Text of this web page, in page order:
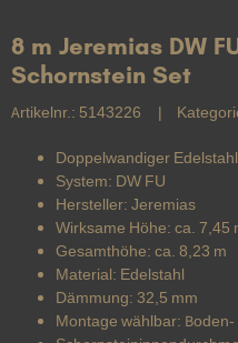
8 m Jeremias DW
Schornstein Set
Artikelnr.: 5143226
Doppelwandiger
System: DW FU
Hersteller: Jeremias
Wirksame Höhe: ca. 7,45
Gesamthöhe: ca. 8,23 m
Material: Edelstahl
Dämmung: 32,5 mm
Montage wählbar: Boden-